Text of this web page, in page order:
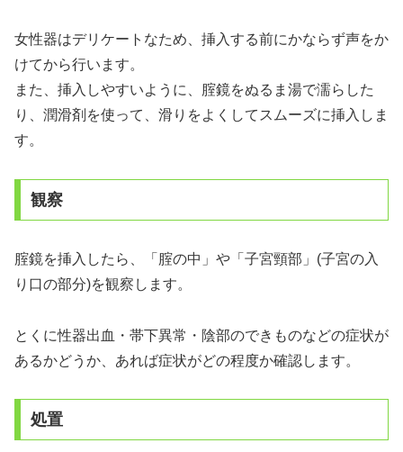
女性器はデリケートなため、挿入する前にかならず声をか
けてから行います。
また、挿入しやすいように、腟鏡をぬるま湯で濡らした
り、潤滑剤を使って、滑りをよくしてスムーズに挿入しま
す。
観察
腟鏡を挿入したら、「腟の中」や「子宮頸部」(子宮の入
り口の部分)を観察します。
とくに性器出血・帯下異常・陰部のできものなどの症状が
あるかどうか、あれば症状がどの程度か確認します。
処置